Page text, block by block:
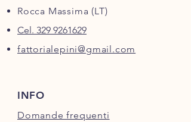
Rocca Massima (LT)
Cel. 329 9261629
fattorialepini@gmail.com
INFO
Domande frequenti